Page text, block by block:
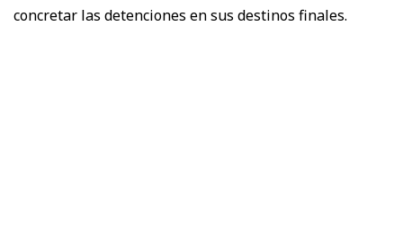
concretar las detenciones en sus destinos finales.